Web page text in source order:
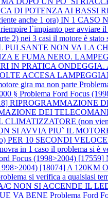
DI POTENZA AI BASSI
anche 1 ora) IN 1
l`impianto per avviare il
2) nei 3 casi il motore è
NON VA LA
E FUMA NERO.
IN PRATICA
ACCESA
gira ma non parte
§ Problema Ford Focus
RIPROGRAMMAZIONE
DEI
(non
SI AVVIA PIU` IL
10 SECONDI
in 1 caso il problema si è
Focus (1998>2004)
[18074] A
si verifica a qualsiasi
NON SI ACCENDE IL LED
VA BENE Problema Ford